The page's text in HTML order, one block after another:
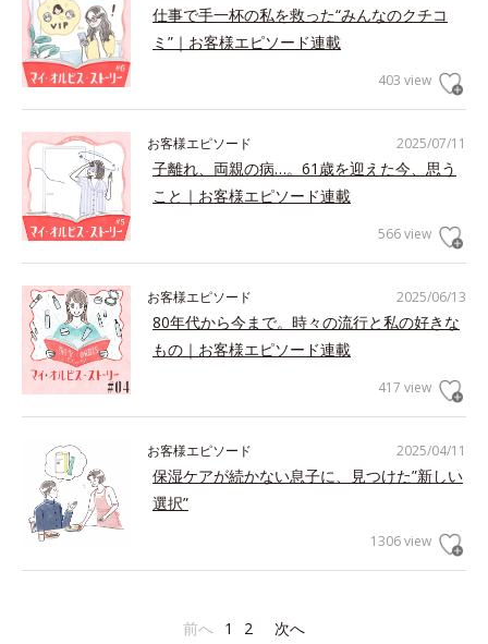
仕事で手一杯の私を救った“みんなのクチコ
ミ”｜お客様エピソード連載
403 view
2025/07/11
お客様エピソード
子離れ、両親の病…。61歳を迎えた今、思う
こと｜お客様エピソード連載
566 view
2025/06/13
お客様エピソード
80年代から今まで。時々の流行と私の好きな
もの｜お客様エピソード連載
417 view
2025/04/11
お客様エピソード
保湿ケアが続かない息子に、見つけた”新しい
選択”
1306 view
前へ 1 2 次へ